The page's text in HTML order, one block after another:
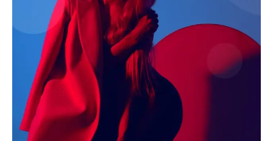
Privacy Policy
Terms of Use Agreement
Facebook
X WhatsApp
Share